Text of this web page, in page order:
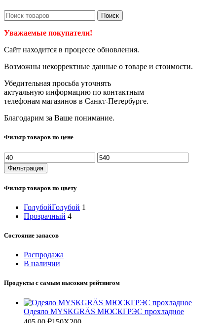
Поиск
Уважаемые покупатели!
Сайт находится в процессе обновления.
Возможны некорректные данные о товаре и стоимости.
Убедительная просьба уточнять
актуальную информацию по контактным
телефонам магазинов в Санкт-Петербурге.
Благодарим за Ваше понимание.
Фильтр товаров по цене
Минимальная
цена
Максимальная
цена
Фильтрация
Фильтр товаров по цвету
ГолубойГолубой 1
Прозрачный 4
Состояние запасов
Распродажа
В наличии
Продукты с самым высоким рейтингом
Одеяло MYSKGRÄS МЮСКГРЭС прохладное